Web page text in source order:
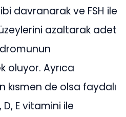
davranarak ve FSH ile
azaltarak adet
oluyor. Ayrıca
kısmen de olsa faydalı
E vitamini ile